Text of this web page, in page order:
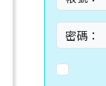
密碼：